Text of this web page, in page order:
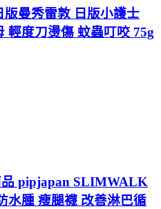
版曼秀雷敦 日版小護士
輕度刀燙傷 蚊蟲叮咬 75g
品 pipjapan SLIMWALK
水腫 瘦腿襪 改善淋巴循